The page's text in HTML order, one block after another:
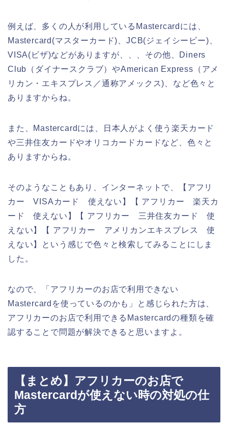
例えば、多くの人が利用しているMastercardには、
Mastercard(マスターカード)、JCB(ジェイシービー)、
VISA(ビザ)などがありますが、、、その他、Diners
Club（ダイナースクラブ）やAmerican Express（アメ
リカン・エキスプレス／通称アメックス)、など色々と
ありますからね。
また、Mastercardには、日本人がよく使う楽天カード
や三井住友カードやオリコカードカードなど、色々と
ありますからね。
そのようなこともあり、インターネットで、【アフリ
カー VISAカード 使えない】【 アフリカー 楽天カ
ード 使えない】【 アフリカー 三井住友カード 使
えない】【 アフリカー アメリカンエキスプレス 使
えない】という感じで色々と検索してみることにしま
した。
なので、「アフリカーのお店で利用できない
Mastercardを使っているのかも」と感じられた方は、
アフリカーのお店で利用できるMastercardの種類を確
認することで問題が解決できると思いますよ。
【まとめ】アフリカーのお店で
Mastercardが使えない時の対処の仕
方